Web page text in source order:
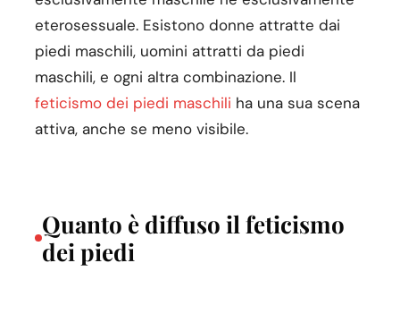
eterosessuale. Esistono donne attratte dai
piedi maschili, uomini attratti da piedi
maschili, e ogni altra combinazione. Il
feticismo dei piedi maschili ha una sua scena
attiva, anche se meno visibile.
Quanto è diffuso il feticismo
dei piedi